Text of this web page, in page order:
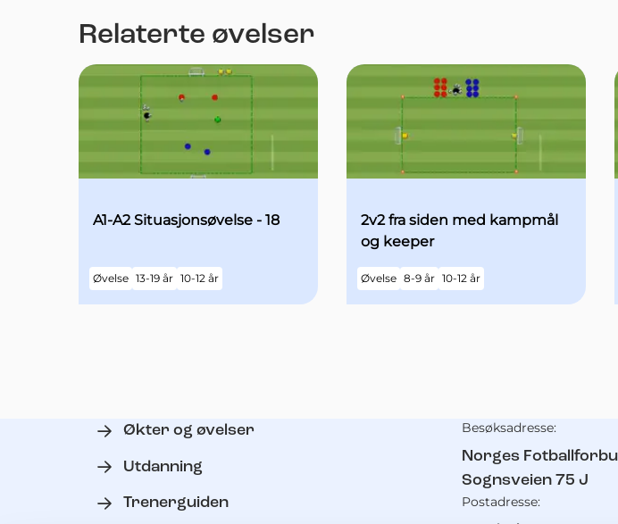
Relaterte øvelser
A1-A2 Situasjonsøvelse - 18
Øvelse 13-19 år 10-12 år
2v2 fra siden med kampmål
og keeper
Øvelse 8-9 år 10-12 år
Økter og øvelser
Utdanning
Trenerguiden
Besøksadresse:
Norges
Sognsveien 75 J
Postadresse: